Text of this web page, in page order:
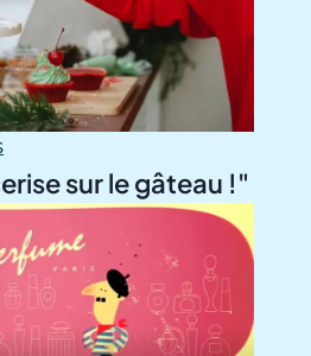
sur le gâteau !"